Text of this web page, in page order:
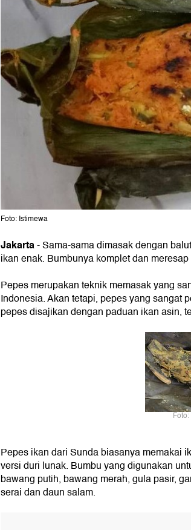
Foto: Istimewa
Jakarta- Sama-sama dimasak dengan
ikan enak. Bumbunya komplet dan
Pepes merupakan teknik memasak yang
Indonesia. Akan tetapi, pepes yang sangat
pepes disajikan dengan paduan ikan asin,
Pepes ikan dari Sunda biasanya memakai
versi duri lunak. Bumbu yang digunakan
bawang putih, bawang merah, gula pasir,
serai dan daun salam.